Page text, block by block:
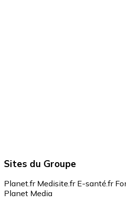
Sites du Groupe
Planet.fr Medisite.fr E-santé.fr
Planet Media